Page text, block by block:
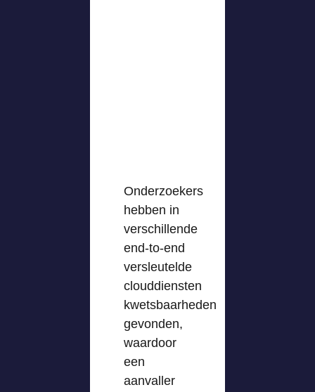
Onderzoekers
hebben in
verschillende
end-to-end
versleutelde
clouddiensten
kwetsbaarheden
gevonden,
waardoor
een
aanvaller